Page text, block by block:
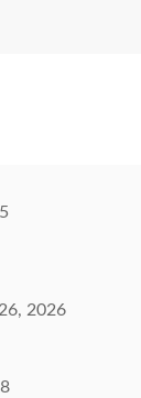
2026